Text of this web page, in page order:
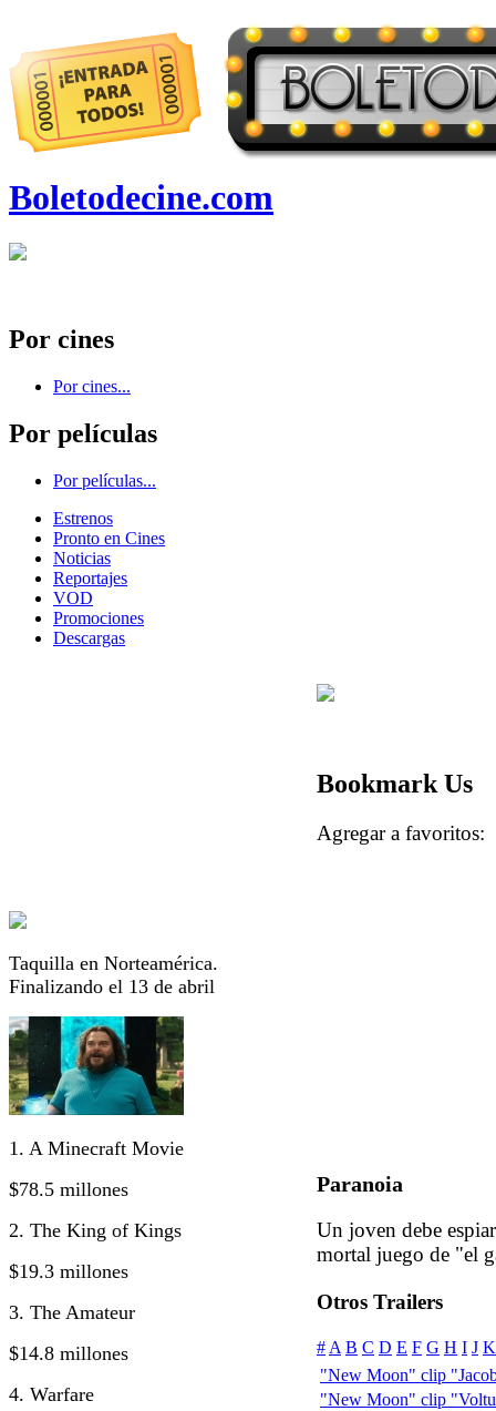
Boletodecine.com
Por cines
Por cines...
Por películas
Por películas...
Estrenos
Pronto en Cines
Noticias
Reportajes
VOD
Promociones
Descargas
Taquilla en Norteamérica.
Finalizando el 13 de abril
1. A Minecraft Movie
$78.5 millones
2. The King of Kings
$19.3 millones
3. The Amateur
$14.8 millones
4. Warfare
Bookmark Us
Agregar a
Paranoia
Un joven debe
mortal juego de "el
Otros Trailers
# A B C D E F G H I J K
"New Moon" clip
"New Moon" clip